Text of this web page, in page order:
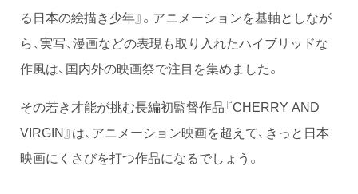
る日本の絵描き少年』。アニメーションを基軸としなが
ら、実写、漫画などの表現も取り入れたハイブリッドな
作風は、国内外の映画祭で注目を集めました。
その若き才能が挑む長編初監督作品『CHERRY AND
VIRGIN』は、アニメーション映画を超えて、きっと日本
映画にくさびを打つ作品になるでしょう。